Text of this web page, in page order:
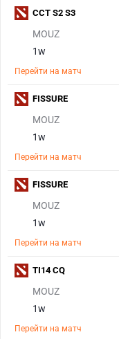
MOUZ
1w
Перейти на матч
CCT S2 S3
MOUZ
1w
Перейти на матч
FISSURE
MOUZ
1w
Перейти на матч
FISSURE
MOUZ
1w
Перейти на матч
TI14 CQ